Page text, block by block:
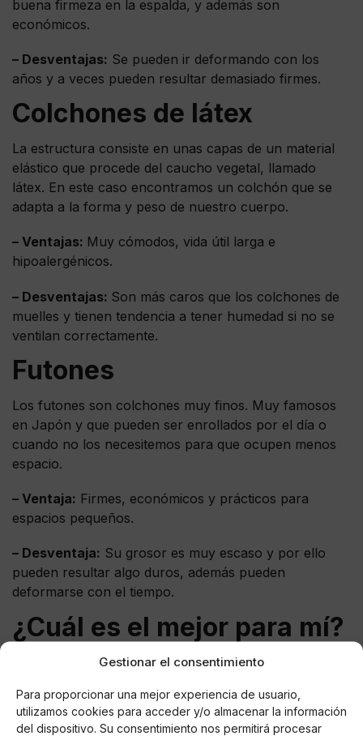
Gestionar el consentimiento
Para proporcionar una mejor experiencia de usuario,
utilizamos cookies para acceder y/o almacenar la información
del dispositivo. Su consentimiento nos permitirá procesar
buena firmeza en la espalda, y además son
económicos.
– Desventajas: Se pueden ir deformando con los
años y a veces pueden resultar demasiado firmes.
Colchones de látex
La estructura consiste en unas capas de un material
elástico que procede del caucho vegetal, llamado
látex. En este caso encontramos un colchón que se
adapta a la forma y peso de nuestro cuerpo.
– Ventajas: Muy cómodos, vida útil larga e
hipoalergénicos.
– Desventajas: Son más caros que los colchones de
muelles y tienen tendencia a tener humedad si no se
ventilan correctamente.
Futones
Los futones son colchones muy finos. Muy famosos
en Japón y que pueden ser enrollados por el día o
cuando no los necesitemos para que ocupen menos
espacio.
– Ventaja: Firmes, económicos y prácticos para
espacios pequeños.
– Desventaja: Su grosor es muy escaso y por ello
pueden resultar algo duros, además pueden
deformarse con el tiempo.
¿Cuál es el mejor para mí?
No podemos decirte cuál es el mejor para ti, ya que es
habitualmente se recomiendan colchones que sean
firmes y transpirables.